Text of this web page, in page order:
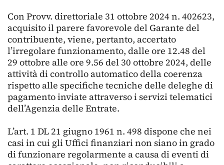
Con Provv. direttoriale 31 ottobre 2024 n. 402623,
acquisito il parere favorevole del Garante del
contribuente, viene, pertanto, accertato
l’irregolare funzionamento, dalle ore 12.48 del
29 ottobre alle ore 9.56 del 30 ottobre 2024, delle
attività di controllo automatico della coerenza
rispetto alle specifiche tecniche delle deleghe di
pagamento inviate attraverso i servizi telematici
dell’Agenzia delle Entrate.
L’art. 1 DL 21 giugno 1961 n. 498 dispone che nei
casi in cui gli Uffici finanziari non siano in grado
di funzionare regolarmente a causa di eventi di